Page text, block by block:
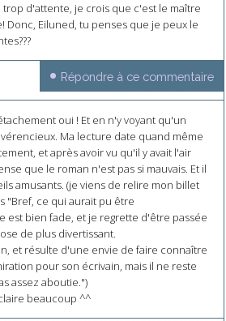
d'attente, je crois que c'est le maître
Donc, Eiluned, tu penses que je peux le
Répondre à ce commentaire
oui ! Et en n'y voyant qu'un
Ma lecture date quand même
et après avoir vu qu'il y avait l'air
que le roman n'est pas si mauvais. Et il
amusants. (je viens de relire mon billet
"Bref, ce qui aurait pu être
est bien fade, et je regrette d'être passée
de plus divertissant.
et résulte d'une envie de faire connaître
pour son écrivain, mais il ne reste
assez aboutie.")
beaucoup ^^